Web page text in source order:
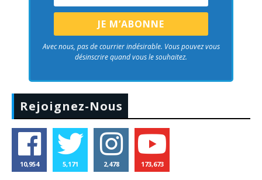
Avec nous, pas de courrier indésirable. Vous pouvez vous
désinscrire quand vous le souhaitez.
Rejoignez-Nous
10,954 5,171 2,478 173,673